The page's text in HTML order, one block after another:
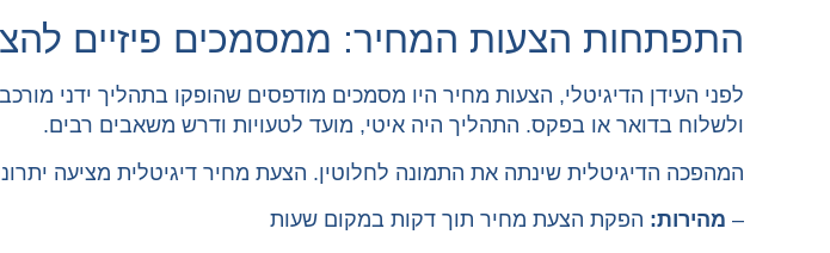
התפתחות הצעות המחיר: ממסמכים פיזיים
לפני העידן הדיגיטלי, הצעות מחיר היו מסמכים מודפסים שהופקו בתהליך ידני
ולשלוח בדואר או בפקס. התהליך היה איטי, מועד לטעויות ודרש משאבים רבים.
המהפכה הדיגיטלית שינתה את התמונה לחלוטין. הצעת מחיר דיגיטלית מציעה
– מהירות: הפקת הצעת מחיר תוך דקות במקום שעות